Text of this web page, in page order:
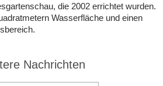
die 2002 errichtet wurden.
Wasserfläche und einen
Nachrichten